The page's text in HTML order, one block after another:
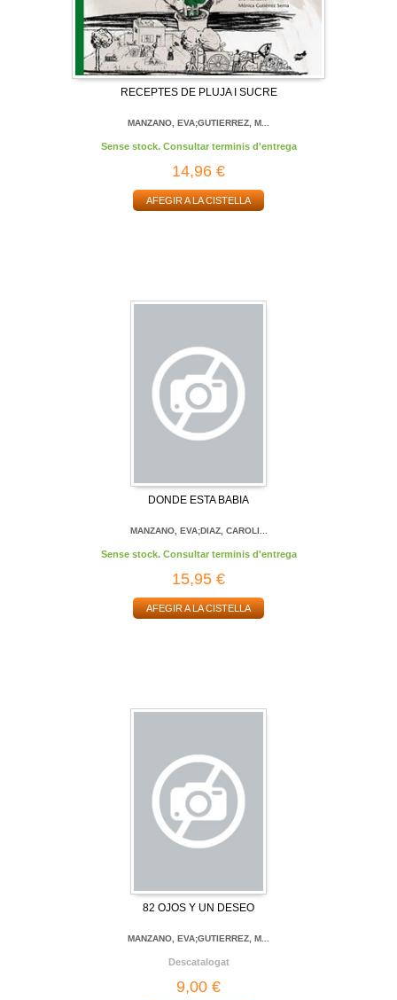
RECEPTES DE PLUJA I SUCRE
MANZANO, EVA;GUTIERREZ, M...
Sense stock. Consultar terminis d'entrega
14,96 €
AFEGIR A LA CISTELLA
DONDE ESTA BABIA
MANZANO, EVA;DIAZ, CAROLI...
Sense stock. Consultar terminis d'entrega
15,95 €
AFEGIR A LA CISTELLA
82 OJOS Y UN DESEO
MANZANO, EVA;GUTIERREZ, M...
Descatalogat
9,00 €